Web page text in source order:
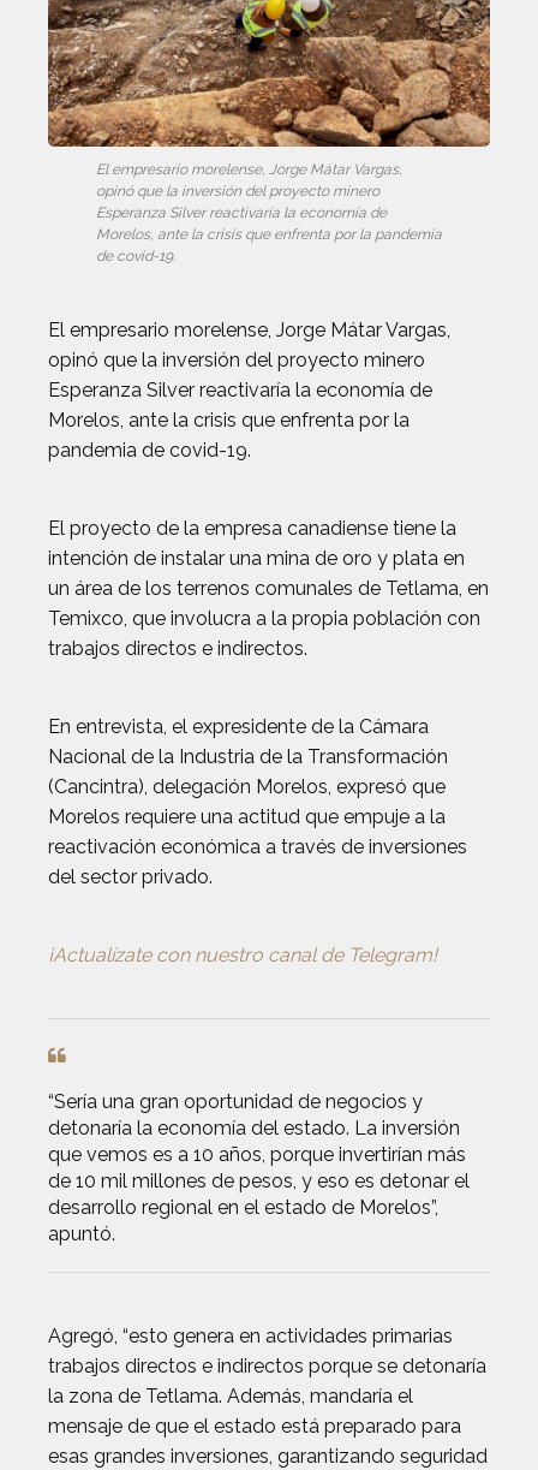
El empresario morelense, Jorge Mátar Vargas,
opinó que la inversión del proyecto minero
Esperanza Silver reactivaría la economía de
Morelos, ante la crisis que enfrenta por la pandemia
de covid-19.
El empresario morelense, Jorge Mátar Vargas,
opinó que la inversión del proyecto minero
Esperanza Silver reactivaría la economía de
Morelos, ante la crisis que enfrenta por la
pandemia de covid-19.
El proyecto de la empresa canadiense tiene la
intención de instalar una mina de oro y plata en
un área de los terrenos comunales de Tetlama, en
Temixco, que involucra a la propia población con
trabajos directos e indirectos.
En entrevista, el expresidente de la Cámara
Nacional de la Industria de la Transformación
(Cancintra), delegación Morelos, expresó que
Morelos requiere una actitud que empuje a la
reactivación económica a través de inversiones
del sector privado.
¡Actualízate con nuestro canal de Telegram!
“Sería una gran oportunidad de negocios y
detonaría la economía del estado. La inversión
que vemos es a 10 años, porque invertirían más
de 10 mil millones de pesos, y eso es detonar el
desarrollo regional en el estado de Morelos”,
apuntó.
Agregó, “esto genera en actividades primarias
trabajos directos e indirectos porque se detonaría
la zona de Tetlama. Además, mandaría el
mensaje de que el estado está preparado para
esas grandes inversiones, garantizando seguridad